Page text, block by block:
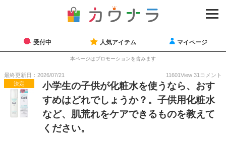
受付中 人気アイテム マイページ
本ページはプロモーションを含みます
最終更新日：2026/07/21 11601View 31 コメント
決定
小学生の子供が化粧水を使うなら、おす
すめはどれでしょうか？。子供用化粧水
など、肌荒れをケアできるものを教えて
ください。